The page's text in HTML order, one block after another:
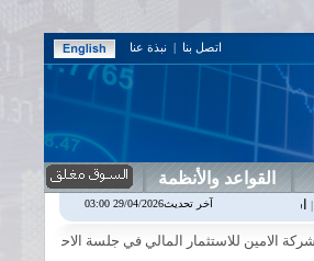
اتصل بنا | نبذة عنا
القواعد والأنظمة
4.98%
|اقتصاد
للاستثمار المالي في جلسة الاحد الموافق 2026/8/9